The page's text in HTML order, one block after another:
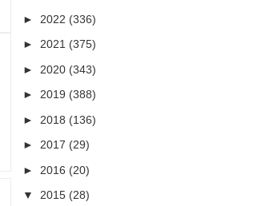
► 2022 (336)
► 2021 (375)
► 2020 (343)
► 2019 (388)
► 2018 (136)
► 2017 (29)
► 2016 (20)
▼ 2015 (28)